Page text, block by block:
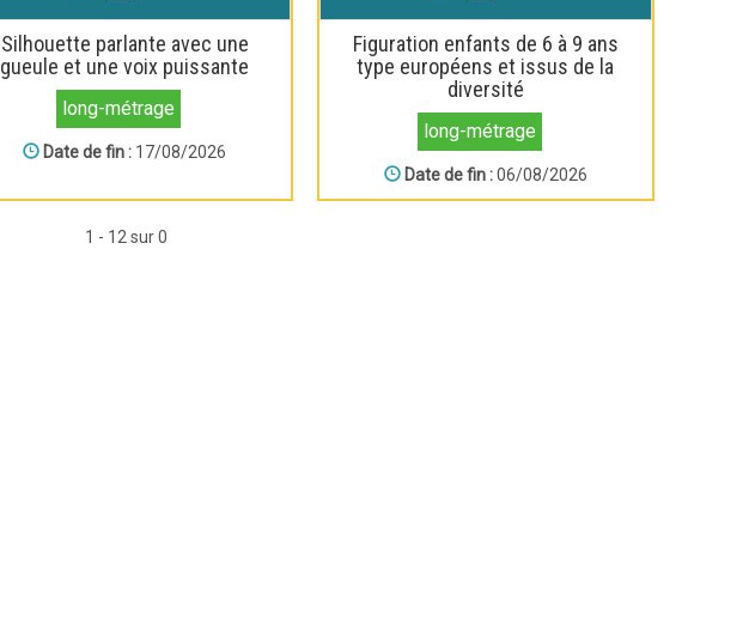
Silhouette parlante avec une
gueule et une voix puissante
long-métrage
Date de fin : 17/08/2026
Figuration enfants de 6 à 9 ans
type européens et issus de la
diversité
long-métrage
Date de fin :06/08/2026
1 - 12 sur 0